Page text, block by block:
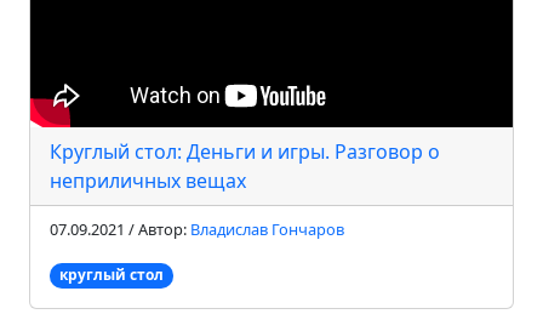
Круглый стол: Деньги и игры. Разговор о
неприличных вещах
07.09.2021 / Автор: Владислав Гончаров
круглый стол